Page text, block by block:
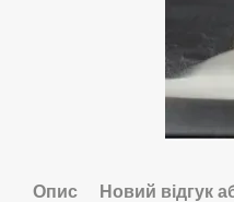
Опис Новий відгук